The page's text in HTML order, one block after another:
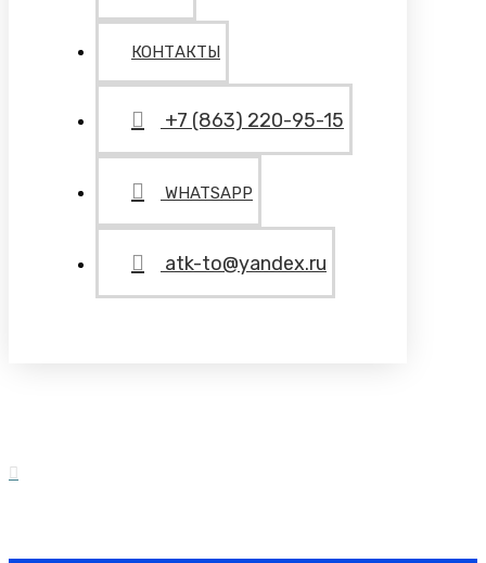
КОНТАКТЫ
+7 (863) 220-95-15
WHATSAPP
atk-to@yandex.ru